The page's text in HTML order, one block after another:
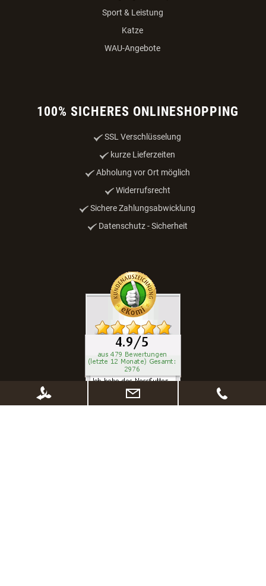
Sport & Leistung
Katze
WAU-Angebote
100% SICHERES ONLINESHOPPING
SSL Verschlüsselung
kurze Lieferzeiten
Abholung vor Ort möglich
Widerrufsrecht
Sichere Zahlungsabwicklung
Datenschutz - Sicherheit